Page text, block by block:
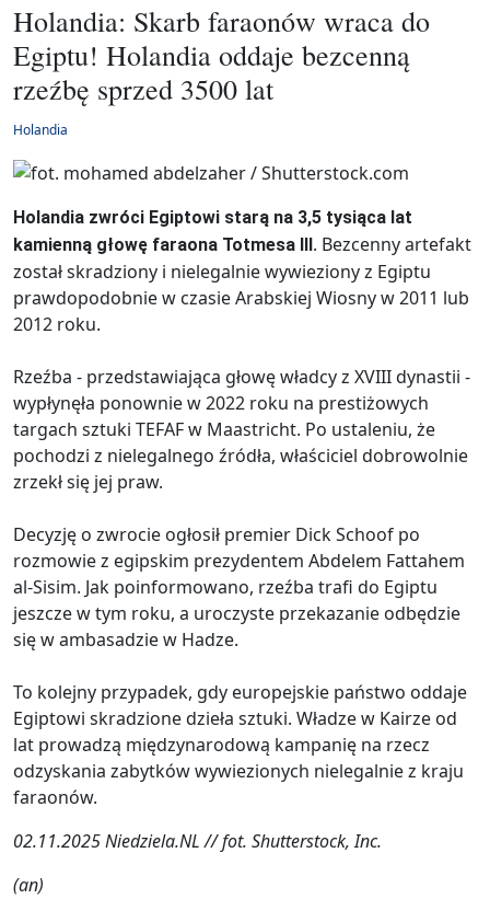
Holandia: Skarb faraonów wraca do
Egiptu! Holandia oddaje bezcenną
rzeźbę sprzed 3500 lat
Holandia
Holandia zwróci Egiptowi starą na 3,5 tysiąca lat
kamienną głowę faraona Totmesa III . Bezcenny artefakt
został skradziony i nielegalnie wywieziony z Egiptu
prawdopodobnie w czasie Arabskiej Wiosny w 2011 lub
2012 roku.
Rzeźba - przedstawiająca głowę władcy z XVIII dynastii -
wypłynęła ponownie w 2022 roku na prestiżowych
targach sztuki TEFAF w Maastricht. Po ustaleniu, że
pochodzi z nielegalnego źródła, właściciel dobrowolnie
zrzekł się jej praw.
Decyzję o zwrocie ogłosił premier Dick Schoof po
rozmowie z egipskim prezydentem Abdelem Fattahem
al-Sisim. Jak poinformowano, rzeźba trafi do Egiptu
jeszcze w tym roku, a uroczyste przekazanie odbędzie
się w ambasadzie w Hadze.
To kolejny przypadek, gdy europejskie państwo oddaje
Egiptowi skradzione dzieła sztuki. Władze w Kairze od
lat prowadzą międzynarodową kampanię na rzecz
odzyskania zabytków wywiezionych nielegalnie z kraju
faraonów.
02.11.2025 Niedziela.NL // fot. Shutterstock, Inc.
(an)